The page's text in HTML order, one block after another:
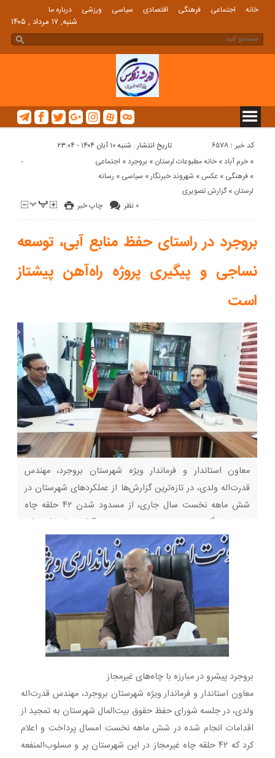
خانه اجتماعی فرهنگی اقتصادی سیاسی ورزشی درباره ما
شنبه, ۱۷ مرداد , ۱۴۰۵
کد خبر : 6578 تاریخ انتشار : شنبه ۱۰ آبان ۱۴۰۴ - ۲۳:۰۴
چاپ خبر ۰ نظر
اجتماعی «بروجرد « خانه مطبوعات لرستان «خرم آباد «
رسانه « سیاسی «شهروند خبرنگار « عکس « فرهنگی «
گزارش تصویری « لرستان
-
بروجرد در راستای حفظ منابع آبی، توسعه
نساجی و پیگیری پروژه راه‌آهن پیشتاز
است
معاون استاندار و فرماندار ویژه شهرستان بروجرد، مهندس
قدرت‌اله ولدی، در تازه‌ترین گزارش‌ها از عملکردهای شهرستان در
شش ماهه نخست سال جاری، از مسدود شدن ۴۲ حلقه چاه
غیرمجاز، تأکید بر توسعه مجتمع نساجی و برگزاری جلسه‌ای برای
بررسی موانع پروژه ملی راه‌آهن دورود ـ بروجرد ـ اراک خبر داد.
این اقدامات در جهت حفظ منابع آبی، حمایت از تولید و بهبود
زیرساخت‌های شهرستان صورت گرفته است.؛
بروجرد پیشرو در مبارزه با چاه‌های غیرمجاز
معاون استاندار و فرماندار ویژه شهرستان بروجرد، مهندس قدرت‌اله
ولدی، در جلسه شورای حفظ حقوق بیت‌المال شهرستان به تمجید از
اقدامات انجام شده در شش ماهه نخست امسال پرداخت و اعلام
کرد که ۴۲ حلقه چاه غیرمجاز در این شهرستان پر و مسلوب‌المنفعه